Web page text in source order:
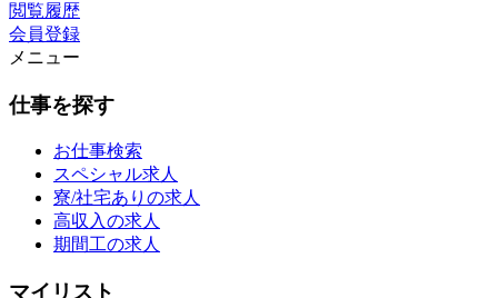
閲覧履歴
会員登録
メニュー
仕事を探す
お仕事検索
スペシャル求人
寮/社宅ありの求人
高収入の求人
期間工の求人
マイリスト